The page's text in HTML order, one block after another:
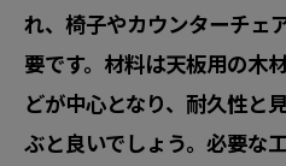
れ、椅子やカウンターチェ
要です。材料は天板用の木
どが中心となり、耐久性と
ぶと良いでしょう。必要な